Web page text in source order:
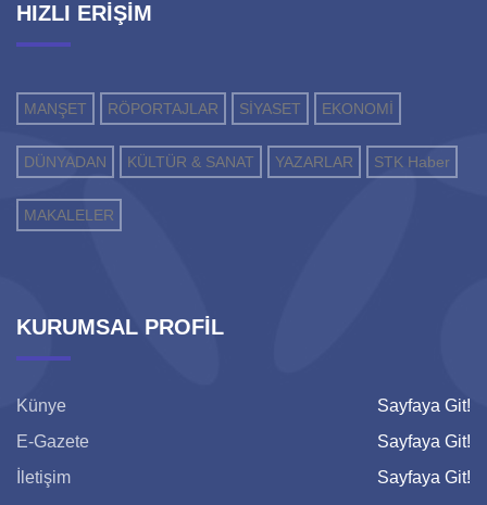
HIZLI ERİŞİM
MANŞET RÖPORTAJLAR SİYASET EKONOMİ
DÜNYADAN KÜLTÜR & SANAT YAZARLAR STK Haber
MAKALELER
KURUMSAL PROFİL
Künye
Sayfaya Git!
E-Gazete
Sayfaya Git!
İletişim
Sayfaya Git!